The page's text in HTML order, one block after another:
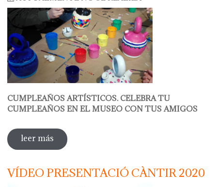
CUMPLEAÑOS ARTÍSTICOS. CELEBRA TU
CUMPLEAÑOS EN EL MUSEO CON TUS AMIGOS
leer más sobre decora tu botijo
VÍDEO PRESENTACIÓ CÀNTIR 2020